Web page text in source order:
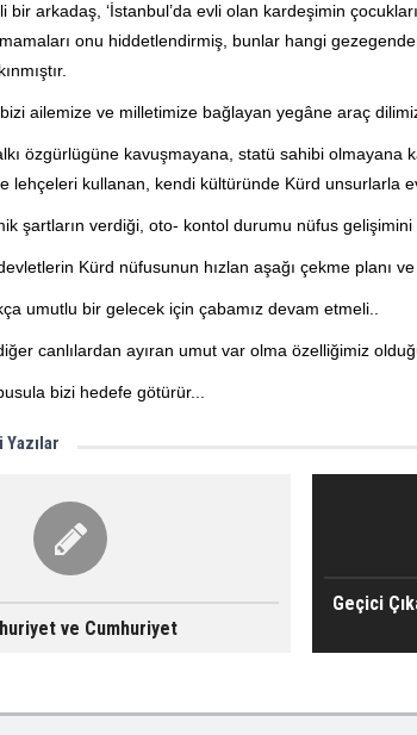
bir arkadaş, ‘İstanbul’da evli olan kardeşimin
onu hiddetlendirmiş, bunlar hangi
ailemize ve milletimize bağlayan yegâne araç
özgürlügüne kavuşmayana, statü sahibi olmayana
lehçeleri kullanan, kendi kültüründe Kürd unsurlarla
şartların verdiği, oto- kontol durumu nüfus
Kürd nüfusunun hızlan aşağı çekme planı
umutlu bir gelecek için çabamız devam etmeli..
canlılardan ayıran umut var olma özelliğimiz
bizi hedefe götürür...
ve Cumhuriyet
Geçici